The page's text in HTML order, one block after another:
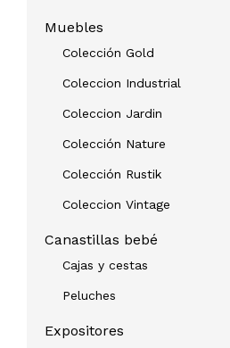
Muebles
Colección Gold
Coleccion Industrial
Coleccion Jardin
Colección Nature
Colección Rustik
Coleccion Vintage
Canastillas bebé
Cajas y cestas
Peluches
Expositores